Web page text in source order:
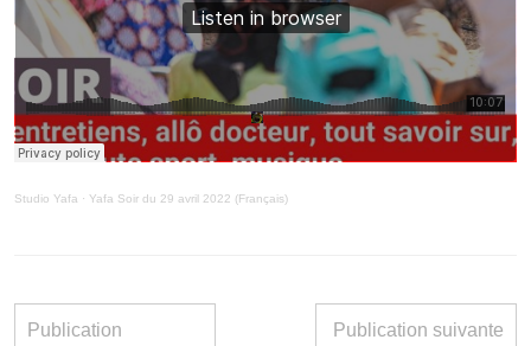
Studio Yafa · Yafa Soir du 29 avril 2022 (Français)
Publication
Publication suivante